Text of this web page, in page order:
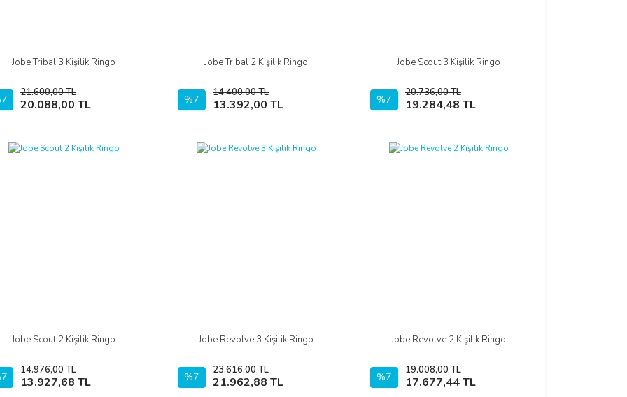
Jobe Tribal 3 Kişilik Ringo
21.600,00 TL
20.088,00 TL
İncele
Sepete Ekle
Jobe Tribal 2 Kişilik Ringo
%7
14.400,00 TL
13.392,00 TL
İncele
Sepete Ekle
Jobe Scout 3 Kişilik Ringo
%7
20.736,00 TL
19.284,48 TL
İncele
Sepete Ekle
Jobe Scout 2 Kişilik Ringo
14.976,00 TL
13.927,68 TL
İncele
Sepete Ekle
Jobe Revolve 3 Kişilik Ringo
%7
23.616,00 TL
21.962,88 TL
İncele
Sepete Ekle
Jobe Revolve 2 Kişilik Ringo
%7
19.008,00 TL
17.677,44 TL
İncele
Sepete Ekle